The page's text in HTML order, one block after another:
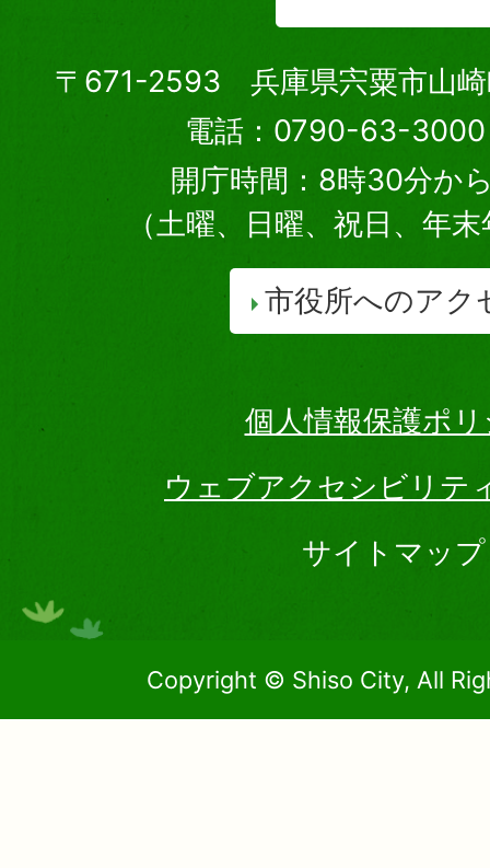
〒671-2593 兵庫県宍粟市山崎
電話：0790-63-3000
開庁時間：8時30分か
（土曜、日曜、祝日、年
市役所へのアク
個人情報保護ポ
ウェブアクセシビリテ
サイトマップ
Copyright © Shiso City, All